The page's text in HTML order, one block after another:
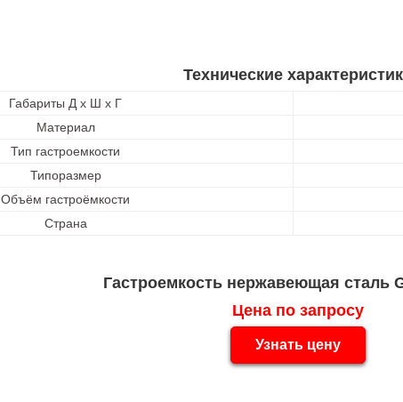
Технические
Габариты Д х Ш х Г
Материал
Тип гастроемкости
Типоразмер
Объём гастроёмкости
Страна
Гастроемкость нержавеющая сталь
Цена по запросу
Узнать цену